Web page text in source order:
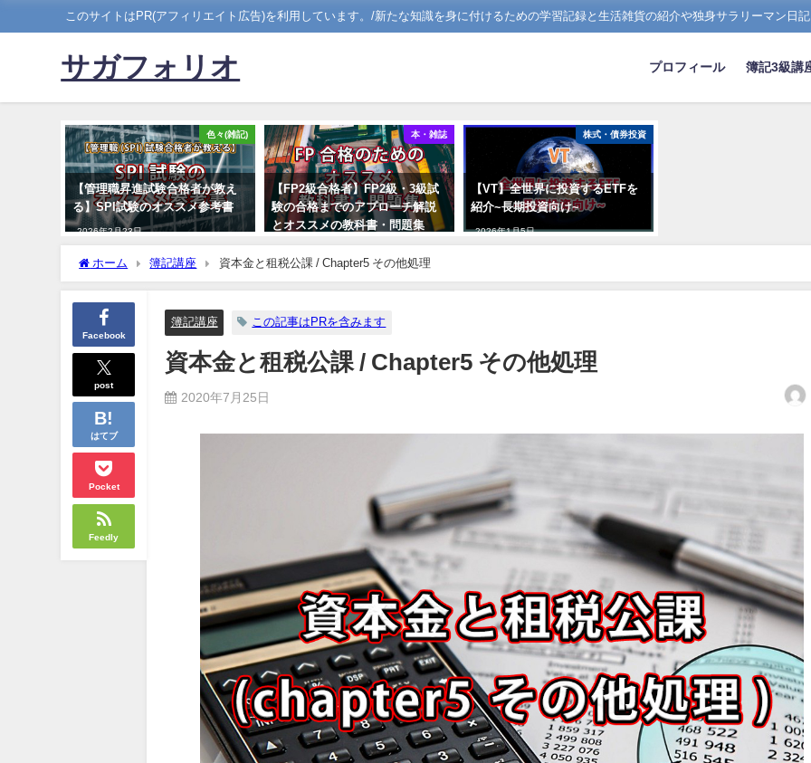
このサイトはPR(アフィリエイト広告)を利用しています。/新たな知識を身に付けるための学習記録と生活雑貨の紹介や独身サラリーマン日
サガフォリオ プロフィール 簿記3級講
色々(雑記)
【管理職昇進試験合格者が教え
る】SPI試験のオススメ参考書
2026年2月23日
本・雑誌
【FP2級合格者】FP2級・3級試
験の合格までのアプローチ解説
とオススメの教科書・問題集
株式・債券投資
【VT】全世界に投資するETFを
紹介~長期投資向け~
2026年1月5日
ホーム 簿記講座 資本金と租税公課 / Chapter5 その他処理
Facebook
post
はてブ
Pocket
Feedly
簿記講座 この記事はPRを含みます
資本金と租税公課 / Chapter5 その他処理
2020年7月25日